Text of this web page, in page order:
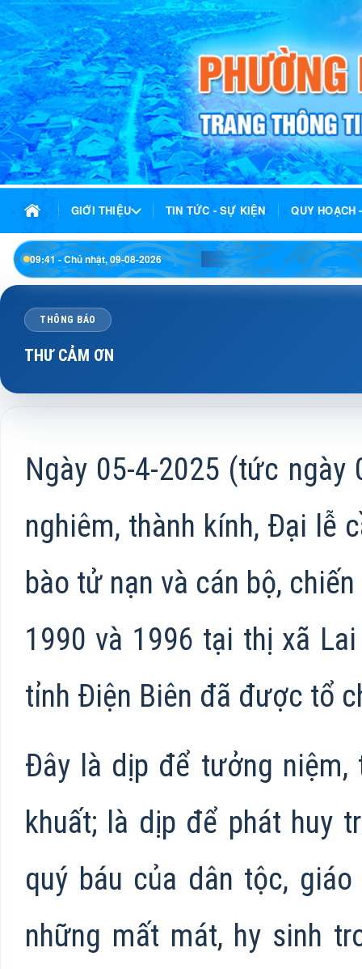
GIỚI THIỆU TIN TỨC - SỰ KIỆN QUY HOẠCH
09:41 - Chủ nhật, 09-08-2026
THÔNG BÁO
THƯ CẢM ƠN
Ngày 05-4-2025 (tức
nghiêm, thành kính, Đại lễ
bào tử nạn và cán bộ,
1990 và 1996 tại thị xã
tỉnh Điện Biên đã được tổ
Đây là dịp để tưởng
khuất; là dịp để phát huy
quý báu của dân tộc,
những mất mát, hy sinh